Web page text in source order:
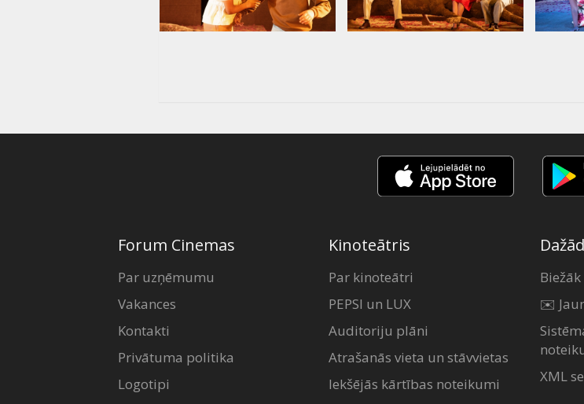
Forum Cinemas
Par uzņēmumu
Vakances
Kontakti
Privātuma politika
Logotipi
Kinoteātris
Par kinoteātri
PEPSI un LUX
Auditoriju plāni
Atrašanās vieta un stāvvietas
Iekšējās kārtības noteikumi
✉️
XML